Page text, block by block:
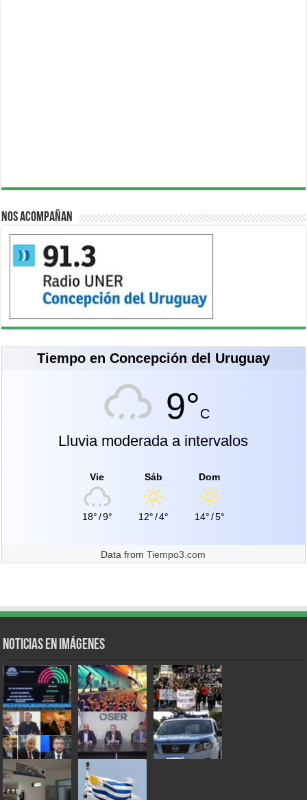
Nos acompañan
Tiempo en Concepción del Uruguay
9°C
Lluvia moderada a intervalos
Vie
18°/9°
Sáb
12°/4°
Dom
14°/5°
Data fromTiempo3.com
Noticias en Imágenes